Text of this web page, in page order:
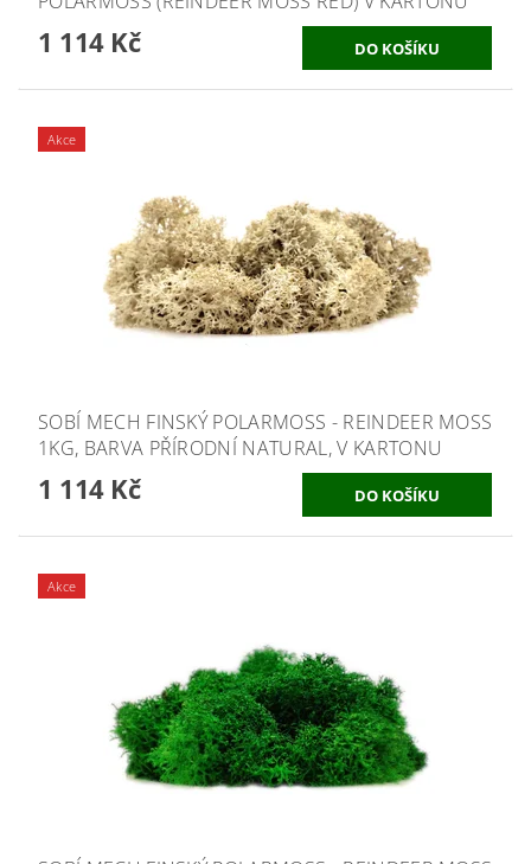
1 114 Kč
Akce
SOBÍ MECH FINSKÝ POLARMOSS - REINDEER MOSS
1KG, BARVA PŘÍRODNÍ NATURAL, V KARTONU
1 114 Kč
Akce